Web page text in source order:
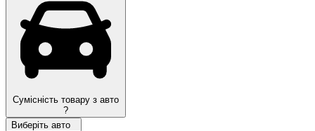
Сумісність товару з авто
?
Виберіть авто